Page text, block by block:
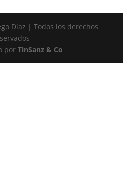
Díaz | Todos los derechos
porTinSanz & Co